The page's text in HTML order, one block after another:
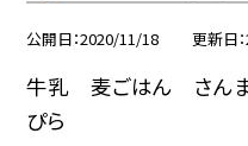
公開日 2020/11/18 更新日
牛乳 麦ごはん さん
ぴら